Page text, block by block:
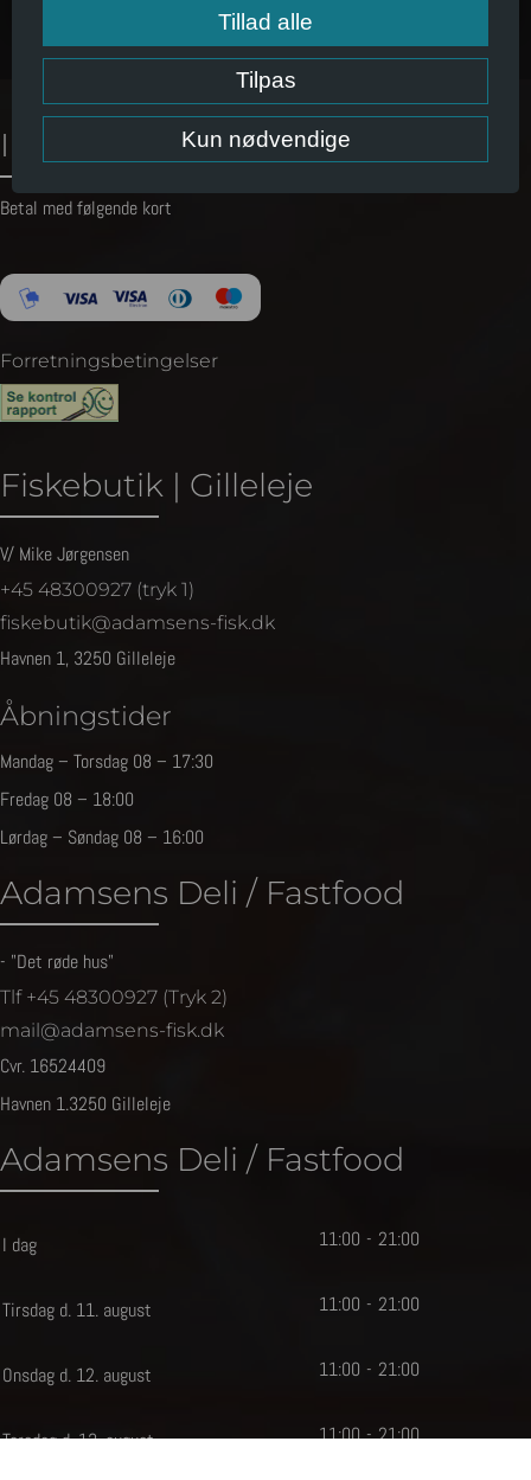
Information
Betal med følgende kort
Forretningsbetingelser
Fiskebutik | Gilleleje
V/ Mike Jørgensen
+45 48300927 (tryk 1)
fiskebutik@adamsens-fisk.dk
Havnen 1, 3250 Gilleleje
Åbningstider
Mandag – Torsdag 08 – 17:30
Fredag 08 – 18:00
Lørdag – Søndag 08 – 16:00
Adamsens Deli / Fastfood
- "Det røde hus"
Tlf +45 48300927 (Tryk 2)
mail@adamsens-fisk.dk
Cvr. 16524409
Havnen 1.3250 Gilleleje
Adamsens Deli / Fastfood
I dag 11:00 - 21:00
Tirsdag d. 11. august 11:00 - 21:00
Onsdag d. 12. august 11:00 - 21:00
Torsdag d. 13. august 11:00 - 21:00
Kun nødvendige
Tilpas
Tillad alle